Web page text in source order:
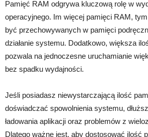
Pamięć RAM odgrywa kluczową rolę w
operacyjnego. Im więcej pamięci RAM,
być przechowywanych w pamięci
działanie systemu. Dodatkowo, większa
pozwala na jednoczesne uruchamianie
bez spadku wydajności.
Jeśli posiadasz niewystarczającą ilość
doświadczać spowolnienia systemu,
ładowania aplikacji oraz problemów z
Dlatego ważne jest, aby dostosować ilość